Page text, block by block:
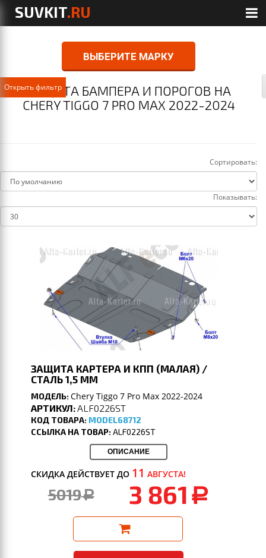
SUVKIT.RU
ВЫБЕРИТЕ МАРКУ
Открыть фильтр
ЗАЩИТА БАМПЕРА И ПОРОГОВ НА
CHERY TIGGO 7 PRO MAX 2022-2024
Сортировать:
Показывать:
ЗАЩИТА КАРТЕРА И КПП (МАЛАЯ) /
СТАЛЬ 1,5 ММ
МОДЕЛЬ:Chery Tiggo 7 Pro Max 2022-2024
АРТИКУЛ:ALF0226ST
КОД ТОВАРА: MODEL68712
ССЫЛКА НА ТОВАР:ALF0226ST
ОПИСАНИЕ
СКИДКА ДЕЙСТВУЕТ ДО 11 АВГУСТА!
5019a 3 861 a